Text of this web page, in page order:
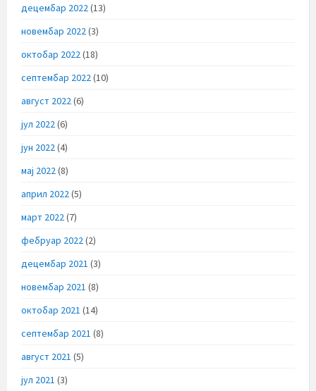
децембар 2022(13)
новембар 2022(3)
октобар 2022(18)
септембар 2022(10)
август 2022(6)
јул 2022(6)
јун 2022(4)
мај 2022(8)
април 2022(5)
март 2022(7)
фебруар 2022(2)
децембар 2021 (3)
новембар 2021 (8)
октобар 2021 (14)
септембар 2021 (8)
август 2021 (5)
јул 2021 (3)